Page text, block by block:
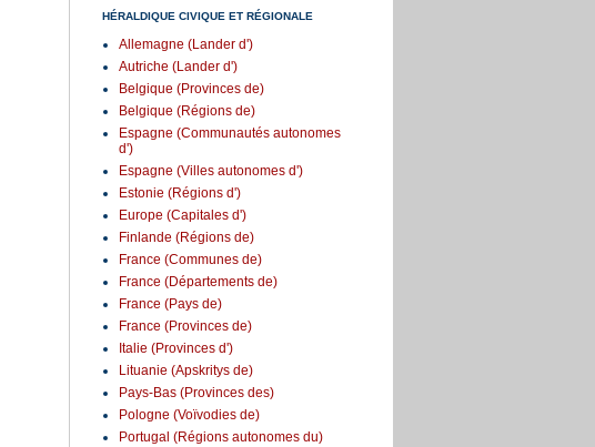
HÉRALDIQUE CIVIQUE ET RÉGIONALE
Allemagne (Lander d')
Autriche (Lander d')
Belgique (Provinces de)
Belgique (Régions de)
Espagne (Communautés autonomes
d')
Espagne (Villes autonomes d')
Estonie (Régions d')
Europe (Capitales d')
Finlande (Régions de)
France (Communes de)
France (Départements de)
France (Pays de)
France (Provinces de)
Italie (Provinces d')
Lituanie (Apskritys de)
Pays-Bas (Provinces des)
Pologne (Voïvodies de)
Portugal (Régions autonomes du)